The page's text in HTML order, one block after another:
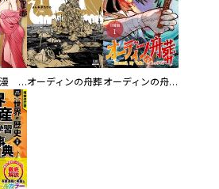
大正夜伽浪漫 －金曜日の花嫁—オーディンの舟葬 オーディンの舟葬 分冊版